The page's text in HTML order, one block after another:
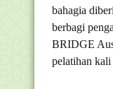
bahagia
berbagi
BRIDGE
pelatihan